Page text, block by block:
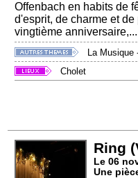
Offenbach en habits de
d'esprit, de charme et
vingtième anniversaire,...
La
Cholet
Ring
Le 06
Une